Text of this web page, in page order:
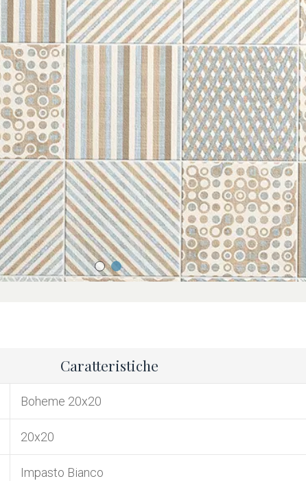
Caratteristiche
Boheme 20x20
20x20
Impasto Bianco